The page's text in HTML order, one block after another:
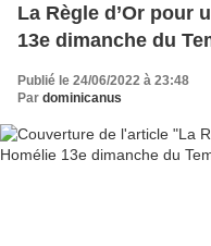
La Règle d’Or pour
13e dimanche du
Publié le 24/06/2022 à 23:48
Par dominicanus